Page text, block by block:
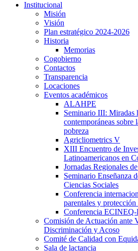
Institucional
Misión
Visión
Plan estratégico 2024-2026
Historia
Memorias
Cogobierno
Contactos
Transparencia
Locaciones
Eventos académicos
ALAHPE
Seminario III: Miradas
contemporáneas sobre
pobreza
Agricliometrics V
XIII Encuentro de
Latinoamericanos en
Jornadas Regionales
Seminario Enseñanza
Ciencias Sociales
Conferencia
parentales y protección
Conferencia
Comisión de Actuación ante
Discriminación y Acoso
Comité de Calidad con
Sala de lactancia